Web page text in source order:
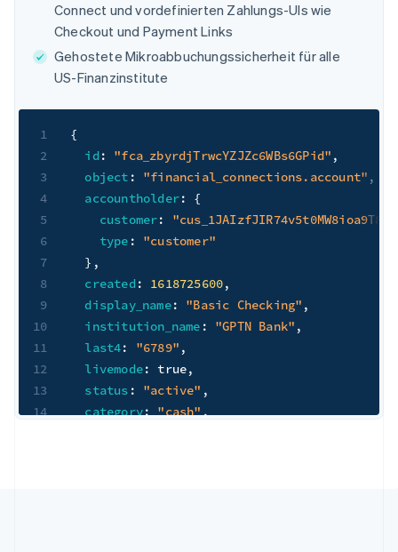
Connect und vordefinierten Zahlungs-UIs wie
Checkout und Payment Links
Gehostete Mikroabbuchungssicherheit für alle
US-Finanzinstitute
1
2
3
4
5
6
7
8
9
10
11
12
13
14
{
id: "fca_zbyrdjTrwcYZJZc6WBs6GPid" ,
object : "financial_connections.account" ,
accountholder:
{
customer: "cus_1JAIzfJIR74v5t0MW8ioa9T8"
type :
"customer"
} ,
created: 1618725600,
display_name: "Basic Checking" ,
institution_name : "GPTN Bank" ,
last4: "6789" ,
livemode: true,
status : "active" ,
category: "cash",